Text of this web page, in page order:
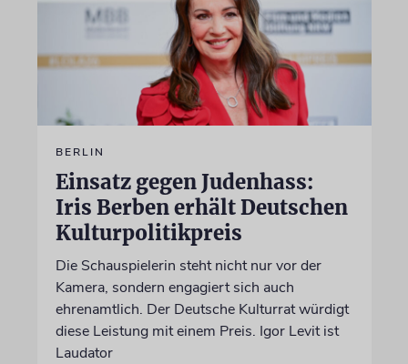
BERLIN
Einsatz gegen Judenhass:
Iris Berben erhält Deutschen
Kulturpolitikpreis
Die Schauspielerin steht nicht nur vor der
Kamera, sondern engagiert sich auch
ehrenamtlich. Der Deutsche Kulturrat würdigt
diese Leistung mit einem Preis. Igor Levit ist
Laudator